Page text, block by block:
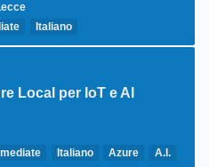
Italiano
Local per IoT e AI
Italiano Azure
A.I.